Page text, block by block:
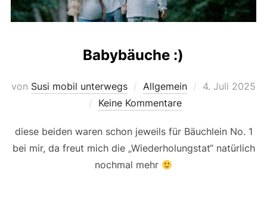
Babybäuche :)
von Susi mobil unterwegs Allgemein
Veröffentlicht
4. Juli 2025
Keine Kommentare
diese beiden waren schon jeweils für Bäuchlein No. 1
bei mir, da freut mich die „Wiederholungstat“ natürlich
nochmal mehr